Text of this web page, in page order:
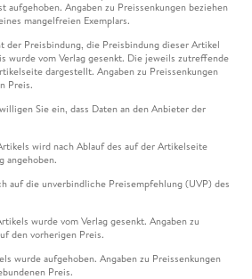
aufgehoben. Angaben zu Preissenkungen beziehen
mangelfreien Exemplars.
der Preisbindung, die Preisbindung dieser Artikel
wurde vom Verlag gesenkt. Die jeweils zutreffende
dargestellt. Angaben zu Preissenkungen
Preis.
Sie ein, dass Daten an den Anbieter der
wird nach Ablauf des auf der Artikelseite
angehoben.
auf die unverbindliche Preisempfehlung (UVP) des
wurde vom Verlag gesenkt. Angaben zu
den vorherigen Preis.
wurde aufgehoben. Angaben zu Preissenkungen
Preis.